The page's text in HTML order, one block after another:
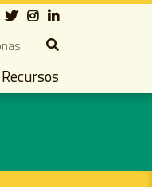
Recursos